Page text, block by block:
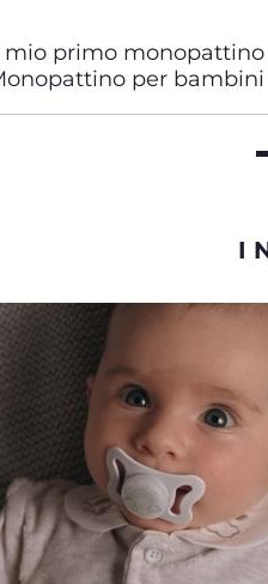
mio primo monopattino
per bambini
I